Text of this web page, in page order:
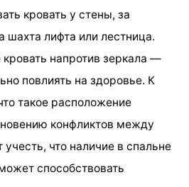
кровать у стены, за
шахта лифта или лестница.
кровать напротив зеркала —
повлиять на здоровье. К
такое расположение
конфликтов между
что наличие в спальне
способствовать